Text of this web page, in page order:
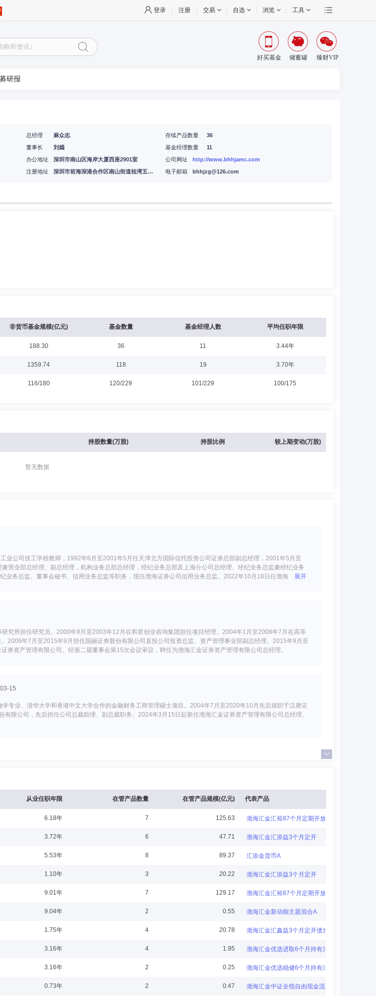
登录 注册 交易 自选 浏览 工具
好买基金 储蓄罐 臻财VIP
研报
总经理
麻众志
董事长
刘嫣
存续产品数量
36
基金经理数量
11
办公地址
深圳市南山区海岸大厦西座2901室
注册地址
深圳市前海深港合作区南山街道桂湾五路128号基金小镇对冲基金中心506
公司网址
http://www.bhhjamc.com
电子邮箱
bhhjzg@126.com
非货币基金规模(亿元) 基金数量 基金经理人数 平均任职年限
188.30 36 11 3.44年
1359.74 118 19 3.70年
116/180 120/229 101/229 100/175
持股数量(万股) 持股比例 较上期变动(万股)
暂无数据
公司技工学校教师，1992年6月至2001年5月任天津北方国际信托投资公司证券总部副总经理，2001年5月至
营业部总经理、副总经理，机构业务总部总经理，经纪业务总部及上海分公司总经理、经纪业务总监兼经纪业务
务总监、董事会秘书、信用业务总监等职务，现任渤海证券公司信用业务总监。2022年10月18日任渤海汇金证
展开
究所担任研究员。2000年9月至2003年12月在和君创业咨询集团担任项目经理。2004年1月至2008年7月在高等
2009年7月至2015年9月担任国融证券股份有限公司直投公司投资总监、资产管理事业部副总经理。2015年9月至
资产管理有限公司。经第二届董事会第15次会议审议，聘任为渤海汇金证券资产管理有限公司总经理。
15
专业、清华大学和香港中文大学合作的金融财务工商管理硕士项目。2004年7月至2020年10月先后就职于汉唐证
限公司，先后担任公司总裁助理、副总裁职务。2024年3月15日起新任渤海汇金证券资产管理有限公司总经理、
于南方证券。2002年11月进入渤海证券工作，历任信息技术总部技术支持部经理、技术管理部经理等。2017
于中国石油化工股份有限公司沧州分公司。2006年9月进入渤海证券工作，历任风险控制总部律师；法律合规
后就职于南方证券、摩托罗拉(天津)电子有限公司。2001年5月进入渤海证券工作，历任营业部电脑主管、信息技
年1月至今任渤海证券运营管理中心副总经理。2025年10月至今任公司董事。
从业任职年限 在管产品数量 在管产品规模(亿元) 代表产品
6.18年 7 125.63 渤海汇金汇裕87个月定期开放债券
3.72年 6 47.71 渤海汇金汇添益3个月定开
5.53年 8 89.37 汇添金货币A
1.10年 3 20.22 渤海汇金汇添益3个月定开
9.01年 7 129.17 渤海汇金汇裕87个月定期开放债券
9.04年 2 0.55 渤海汇金新动能主题混合A
1.75年 4 20.78 渤海汇金汇鑫益3个月定开债发起
3.16年 4 1.95 渤海汇金优选进取6个月持有混合发起(FOF)A
3.16年 2 0.25 渤海汇金优选稳健6个月持有混合发起(FOF)A
0.73年 2 0.47 渤海汇金中证全指自由现金流指数发起A